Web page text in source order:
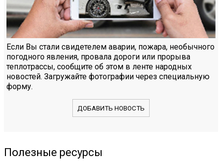
Если Вы стали свидетелем аварии, пожара, необычного
погодного явления, провала дороги или прорыва
теплотрассы, сообщите об этом в ленте народных
новостей. Загружайте фотографии через специальную
форму.
ДОБАВИТЬ НОВОСТЬ
Полезные ресурсы